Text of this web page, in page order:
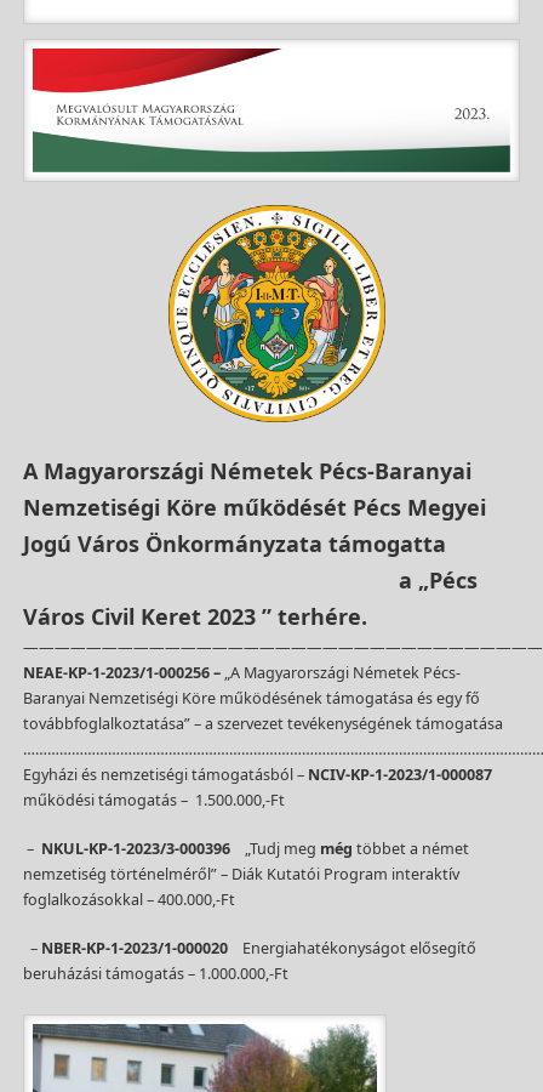
A Magyarországi Németek Pécs-Baranyai
Nemzetiségi Köre működését Pécs Megyei
Jogú Város Önkormányzata támogatta
a „Pécs
Város Civil Keret 2023 ” terhére.
NEAE-KP-1-2023/1-000256 – „A Magyarországi Németek Pécs-
Baranyai Nemzetiségi Köre működésének támogatása és egy fő
továbbfoglalkoztatása” – a szervezet tevékenységének támogatása
Egyházi és nemzetiségi támogatásból – NCIV-KP-1-2023/1-000087
működési támogatás – 1.500.000,-Ft
– NKUL-KP-1-2023/3-000396„Tudj meg még többet a német
nemzetiség történelméről” – Diák Kutatói Program interaktív
foglalkozásokkal – 400.000,-Ft
– NBER-KP-1-2023/1-000020Energiahatékonyságot elősegítő
beruházási támogatás – 1.000.000,-Ft